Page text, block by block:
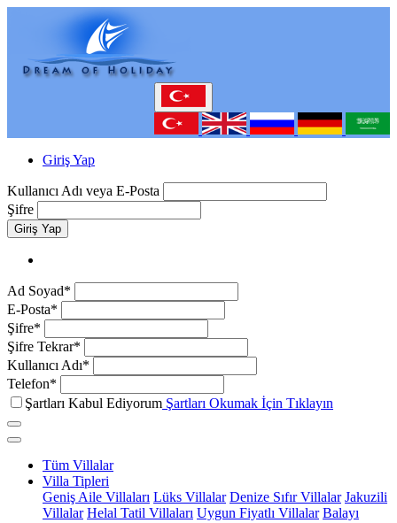
Giriş Yap
Kullanıcı Adı veya E-Posta
Şifre
Giriş Yap
Ad Soyad*
E-Posta*
Şifre*
Şifre Tekrar*
Kullanıcı Adı*
Telefon*
Şartları Kabul Ediyorum Şartları Okumak İçin Tıklayın
Tüm Villalar
Villa Tipleri
Geniş Aile Villaları Lüks Villalar Denize Sıfır Villalar Jakuzili
Villalar Helal Tatil Villaları Uygun Fiyatlı Villalar Balayı